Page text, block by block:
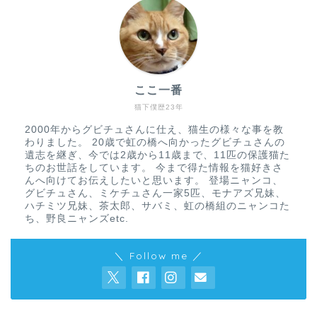
猫下僕歴23年
ここ一番
2000年からグビチュさんに仕え、猫生の様々な事を教
わりました。 20歳で虹の橋へ向かったグビチュさんの
遺志を継ぎ、今では2歳から11歳まで、11匹の保護猫た
ちのお世話をしています。 今まで得た情報を猫好きさ
んへ向けてお伝えしたいと思います。 登場ニャンコ、
グビチュさん、ミケチュさん一家5匹、モナアズ兄妹、
ハチミツ兄妹、茶太郎、サバミ、虹の橋組のニャンコた
ち、野良ニャンズetc.
＼ Follow me ／